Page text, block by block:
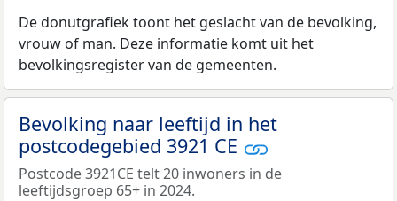
De donutgrafiek toont het geslacht van de bevolking,
vrouw of man. Deze informatie komt uit het
bevolkingsregister van de gemeenten.
Bevolking naar leeftijd in het
postcodegebied 3921 CE
Postcode 3921CE telt 20 inwoners in de
leeftijdsgroep 65+ in 2024.